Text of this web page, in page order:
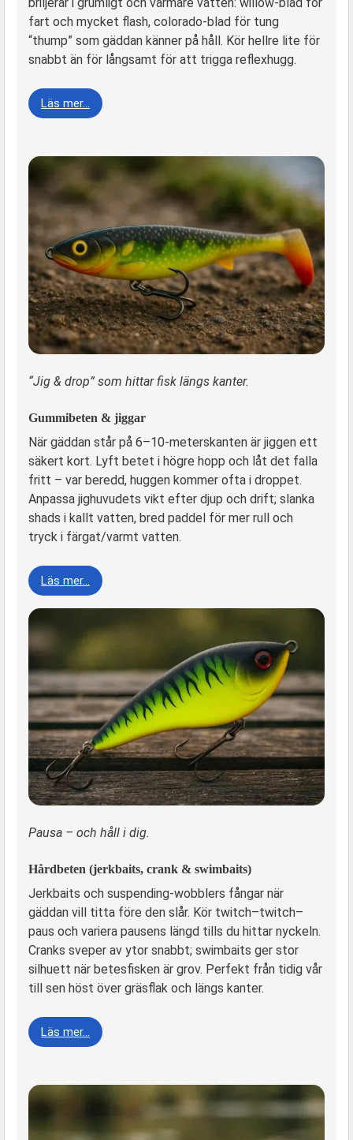
fart och mycket flash, colorado-blad för tung
“thump” som gäddan känner på håll. Kör hellre lite för
snabbt än för långsamt för att trigga reflexhugg.
Läs mer…
“Jig & drop” som hittar fisk längs kanter.
Gummibeten & jiggar
När gäddan står på 6–10-meterskanten är jiggen ett
säkert kort. Lyft betet i högre hopp och låt det falla
fritt – var beredd, huggen kommer ofta i droppet.
Anpassa jighuvudets vikt efter djup och drift; slanka
shads i kallt vatten, bred paddel för mer rull och
tryck i färgat/varmt vatten.
Läs mer…
Pausa – och håll i dig.
Hårdbeten (jerkbaits, crank & swimbaits)
Jerkbaits och suspending-wobblers fångar när
gäddan vill titta före den slår. Kör twitch–twitch–
paus och variera pausens längd tills du hittar nyckeln.
Cranks sveper av ytor snabbt; swimbaits ger stor
silhuett när betesfisken är grov. Perfekt från tidig vår
till sen höst över gräsflak och längs kanter.
Läs mer…